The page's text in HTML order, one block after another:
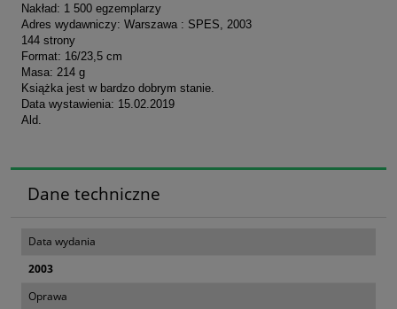
Nakład: 1 500 egzemplarzy
Adres wydawniczy: Warszawa : SPES, 2003
144 strony
Format: 16/23,5 cm
Masa: 214 g
Książka jest w bardzo dobrym stanie.
Data wystawienia: 15.02.2019
Ald.
Dane techniczne
Data wydania
2003
Oprawa